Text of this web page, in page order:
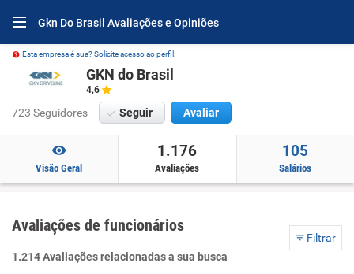
Gkn Do Brasil Avaliações e Opiniões
Esta empresa é sua? Solicite acesso ao perfil.
GKN do Brasil
4,6
723 Seguidores Seguir Avaliar
Visão Geral
1.176
Avaliações
105
Salários
Avaliações de funcionários
Filtrar
1.214 Avaliações relacionadas a sua busca